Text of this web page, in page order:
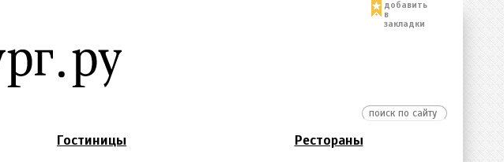
добавить
в
закладки
Гостиницы Рестораны